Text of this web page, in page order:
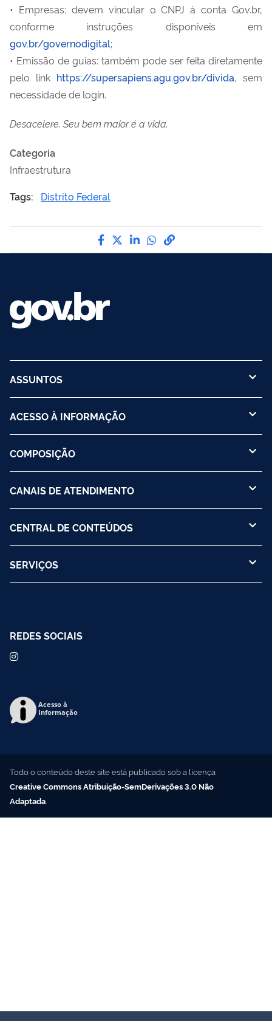
• Empresas: devem vincular o CNPJ à conta Gov.br,
conforme instruções disponíveis em
gov.br/governodigital;
• Emissão de guias: também pode ser feita diretamente
pelo link https://supersapiens.agu.gov.br/divida, sem
necessidade de login.
Desacelere. Seu bem maior é a vida.
Categoria
Infraestrutura
Tags:
Distrito Federal
Compartilhe por Facebook
Compartilhe por Twitter
Compartilhe por
Compartilhe por
link para Copiar
ASSUNTOS
ACESSO À INFORMAÇÃO
COMPOSIÇÃO
CANAIS DE ATENDIMENTO
CENTRAL DE CONTEÚDOS
SERVIÇOS
REDES SOCIAIS
Acesso à
Informação
Todo o conteúdo deste site está publicado sob a licença
Creative Commons Atribuição-SemDerivações 3.0 Não
Adaptada